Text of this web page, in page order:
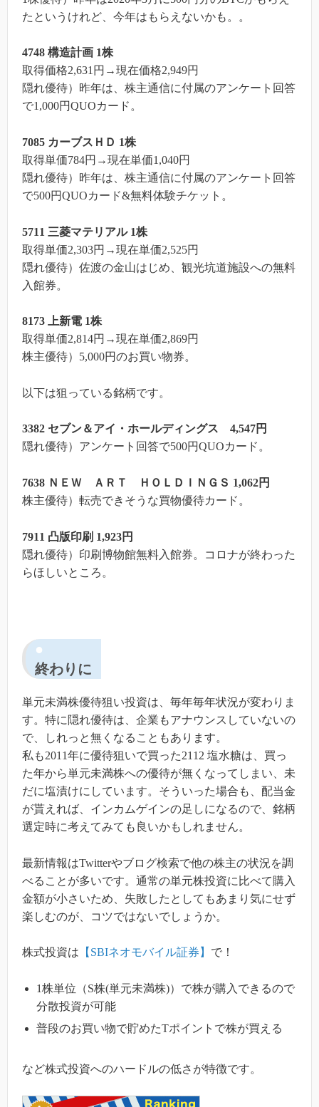
たというけれど、今年はもらえないかも。。
4748 構造計画 1株
取得価格2,631円→現在価格2,949円
隠れ優待）昨年は、株主通信に付属のアンケート回答
で1,000円QUOカード。
7085 カーブスＨＤ 1株
取得単価784円→現在単価1,040円
隠れ優待）昨年は、株主通信に付属のアンケート回答
で500円QUOカード&無料体験チケット。
5711 三菱マテリアル 1株
取得単価2,303円→現在単価2,525円
隠れ優待）佐渡の金山はじめ、観光坑道施設への無料
入館券。
8173 上新電 1株
取得単価2,814円→現在単価2,869円
株主優待）5,000円のお買い物券。
以下は狙っている銘柄です。
3382 セブン＆アイ・ホールディングス 4,547円
隠れ優待）アンケート回答で500円QUOカード。
7638 ＮＥＷ ＡＲＴ ＨＯＬＤＩＮＧＳ 1,062円
株主優待）転売できそうな買物優待カード。
7911 凸版印刷 1,923円
隠れ優待）印刷博物館無料入館券。コロナが終わった
らほしいところ。
終わりに
単元未満株優待狙い投資は、毎年毎年状況が変わりま
す。特に隠れ優待は、企業もアナウンスしていないの
で、しれっと無くなることもあります。
私も2011年に優待狙いで買った2112 塩水糖は、買っ
た年から単元未満株への優待が無くなってしまい、未
だに塩漬けにしています。そういった場合も、配当金
が貰えれば、インカムゲインの足しになるので、銘柄
選定時に考えてみても良いかもしれません。
最新情報はTwitterやブログ検索で他の株主の状況を調
べることが多いです。通常の単元株投資に比べて購入
金額が小さいため、失敗したとしてもあまり気にせず
楽しむのが、コツではないでしょうか。
株式投資は 【SBIネオモバイル証券】 で！
1株単位（S株(単元未満株)）で株が購入できるので
分散投資が可能
普段のお買い物で貯めたTポイントで株が買える
など株式投資へのハードルの低さが特徴です。